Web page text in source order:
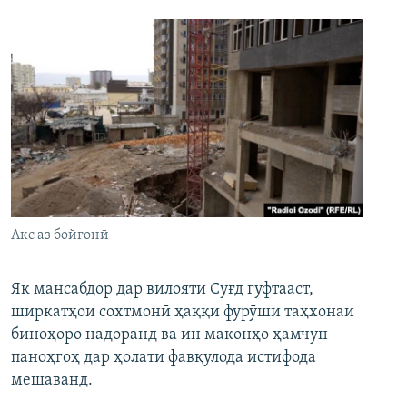
Акс аз бойгонӣ
Як мансабдор дар вилояти Суғд гуфтааст,
ширкатҳои сохтмонӣ ҳаққи фурӯши таҳхонаи
биноҳоро надоранд ва ин маконҳо ҳамчун
паноҳгоҳ дар ҳолати фавқулода истифода
мешаванд.